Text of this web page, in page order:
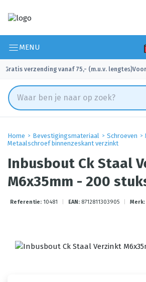
MENU
Gratis verzending vanaf 75,- (m.u.v. lengtes)
✓
Home Bevestigingsmateriaal Schroeven
Metaalschroef binnenzeskant verzinkt
Inbusbout Ck Staal
M6x35mm - 200
Referentie: 10481 EAN: 8712811303905 Merk: